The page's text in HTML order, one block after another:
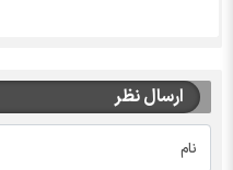
ارسال نظر